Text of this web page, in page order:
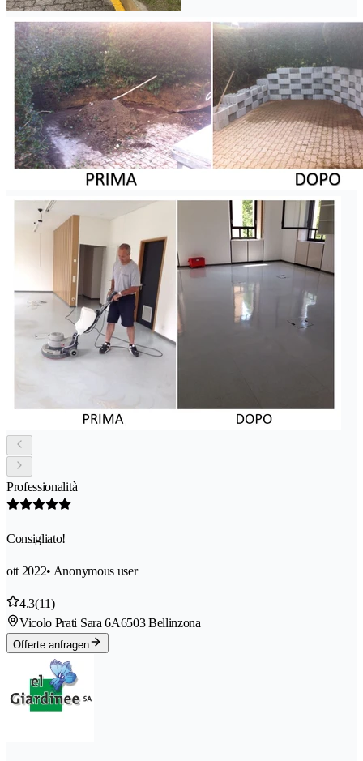
Professionalità
Consigliato!
ott 2022• Anonymous user
4.3(11)
Vicolo Prati Sara 6A6503 Bellinzona
Offerte anfragen